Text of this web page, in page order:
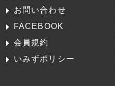
お問い合わせ
FACEBOOK
会員規約
いみずポリシー